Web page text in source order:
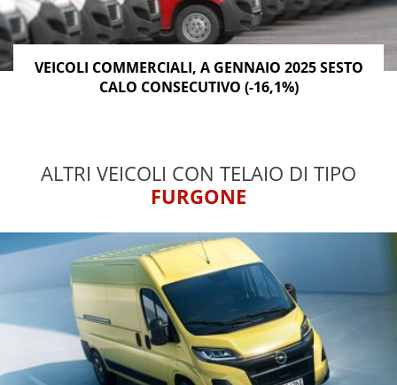
VEICOLI COMMERCIALI, A GENNAIO 2025 SESTO
CALO CONSECUTIVO (-16,1%)
ALTRI VEICOLI CON TELAIO DI TIPO
FURGONE